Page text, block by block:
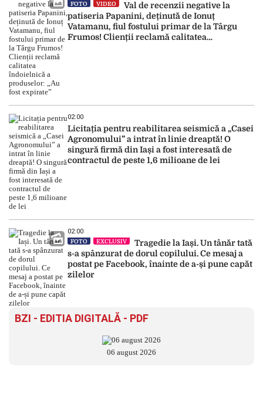
FOTO VIDEO
Val de recenzii negative la
patiseria Papanini, deținută de Ionuț
Vatamanu, fiul fostului primar de la Târgu
Frumos! Clienții reclamă calitatea
02:00
Licitația pentru reabilitarea seismică a „Casei
Agronomului” a intrat în linie dreaptă! O
singură firmă din Iași a fost interesată de
contractul de peste 1,6 milioane de lei
02:00
FOTO EXCLUSIV
Tragedie la Iași. Un tânăr tată
s-a spânzurat de dorul copilului. Ce mesaj a
postat pe Facebook, înainte de a-și pune capăt
zilelor
BZI - EDITIA DIGITALĂ - PDF
06 august 2026